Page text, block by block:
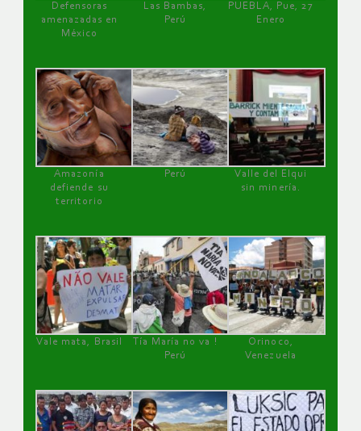
Defensoras
amenazadas en
México
Las Bambas,
Perú
PUEBLA, Pue, 27
Enero
Amazonía
defiende su
territorio
Perú
Valle del Elqui
sin minería.
Vale mata, Brasil
Tía María no va !
Perú
Orinoco,
Venezuela